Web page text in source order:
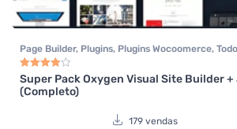
Page Builder, Plugins, Plugins Wocoomerce,
Woocommerce
Avaliação 4.00de 5
Super Pack Oxygen Visual Site Builder +
(Completo)
179 vendas